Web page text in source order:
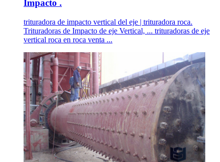
Impacto .
trituradora de impacto vertical del eje | trituradora roca.
Trituradoras de Impacto de eje Vertical, ... trituradoras de eje
vertical roca en roca venta ...